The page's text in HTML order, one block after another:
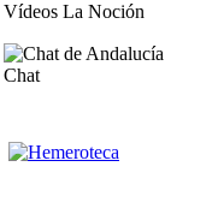
Vídeos La Noción
Chat